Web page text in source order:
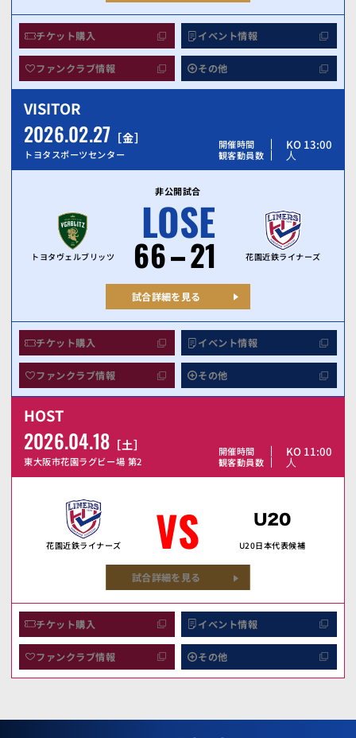
チケット購入 イベント情報
ファンクラブ情報 その他
VISITOR
2026.02.27 金
トヨタスポーツセンター
開催時間 KO 13:00
観客動員数 人
非公開試合
トヨタヴェルブリッツ
LOSE
66 21 花園近鉄ライナーズ
試合詳細を見る
チケット購入 イベント情報
ファンクラブ情報 その他
HOST
2026.04.18 土
東大阪市花園ラグビー場 第2
開催時間 KO 11:00
観客動員数 人
花園近鉄ライナーズ VS U20日本代表候補
試合詳細を見る
チケット購入 イベント情報
ファンクラブ情報 その他